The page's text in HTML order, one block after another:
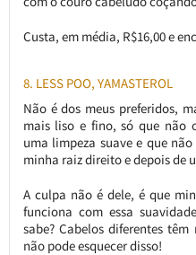
Custa, em média, R$16,00 e
8. LESS POO, YAMASTEROL
Não é dos meus preferidos,
mais liso e fino, só que não
uma limpeza suave e que
minha raiz direito e depois de
A culpa não é dele, é que
funciona com essa
sabe? Cabelos diferentes
não pode esquecer disso!